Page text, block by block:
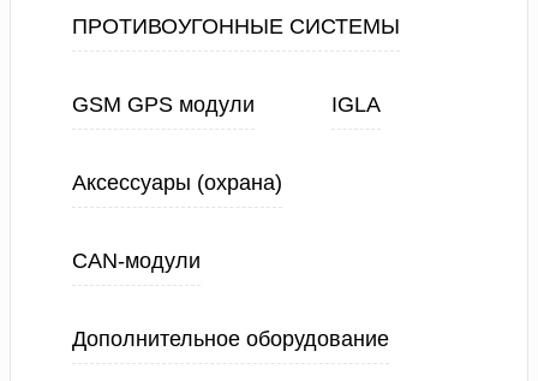
ПРОТИВОУГОННЫЕ СИСТЕМЫ
GSM GPS модули IGLA
Аксессуары (охрана)
CAN-модули
Дополнительное оборудование